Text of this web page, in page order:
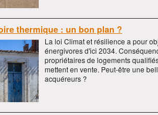
thermique : un bon plan ?
La loi Climat et résilience a pour
énergivores d'ici 2034.
propriétaires de logements
mettent en vente. Peut-être une
acquéreurs ?